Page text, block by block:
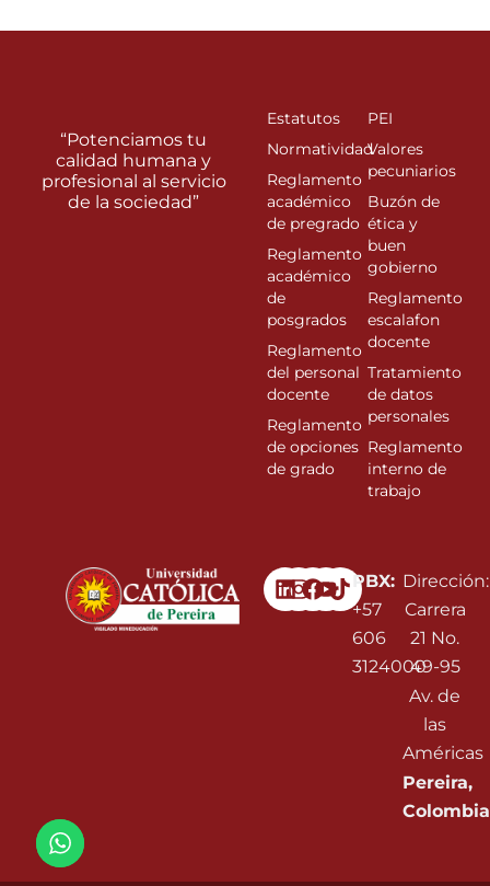
Linkedin
Instagram
Facebook
Youtube
PBX:
+57
606
3124000
Dirección:
Carrera
21 No.
49-95
Av. de
las
Américas
Pereira,
Colombia
“Potenciamos tu
calidad humana y
profesional al servicio
de la sociedad”
Estatutos
Normatividad
Reglamento
académico
de pregrado
Reglamento
académico
de
posgrados
Reglamento
del personal
docente
Reglamento
de opciones
de grado
PEI
Valores
pecuniarios
Buzón de
ética y
buen
gobierno
Reglamento
escalafon
docente
Tratamiento
de datos
personales
Reglamento
interno de
trabajo